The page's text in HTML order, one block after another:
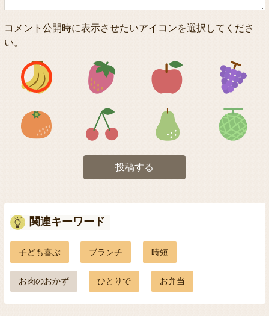
コメント公開時に表示させたいアイコンを選択してくださ
い。
アイコン1 アイコン2 アイコン3
アイコン5 アイコン6 アイコン7
投稿する
関連キーワード
子ども喜ぶ ブランチ 時短
お肉のおかず ひとりで お弁当